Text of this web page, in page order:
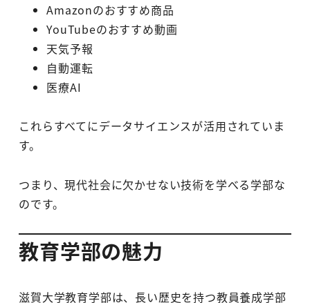
Amazonのおすすめ商品
YouTubeのおすすめ動画
天気予報
自動運転
医療AI
これらすべてにデータサイエンスが活用されていま
す。
つまり、現代社会に欠かせない技術を学べる学部な
のです。
教育学部の魅力
滋賀大学教育学部は、長い歴史を持つ教員養成学部